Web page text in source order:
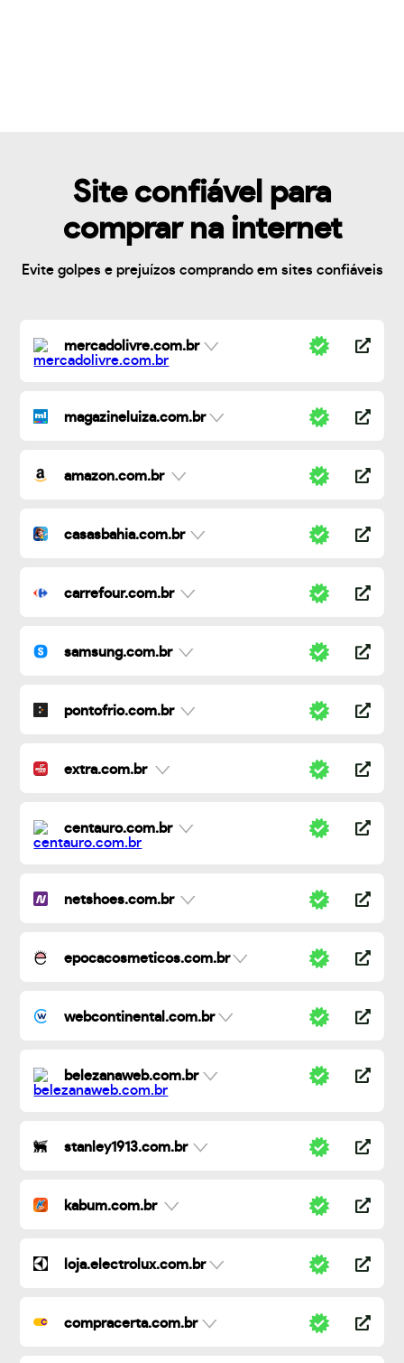
Site confiável para
comprar na internet
Evite golpes e prejuízos comprando em sites confiáveis
mercadolivre.com.br
magazineluiza.com.br
amazon.com.br
casasbahia.com.br
carrefour.com.br
samsung.com.br
pontofrio.com.br
extra.com.br
centauro.com.br
netshoes.com.br
epocacosmeticos.com.br
webcontinental.com.br
belezanaweb.com.br
stanley1913.com.br
kabum.com.br
loja.electrolux.com.br
compracerta.com.br